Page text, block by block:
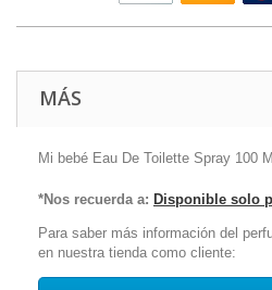
MÁS
Mi bebé Eau De Toilette Spray 100
*Nos recuerda a: Disponible solo
Para saber más información del
en nuestra tienda como cliente: